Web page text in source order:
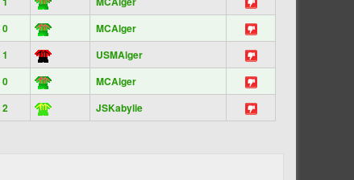
0
MCAlger
USMAlger
0
MCAlger
2 JSKabylie